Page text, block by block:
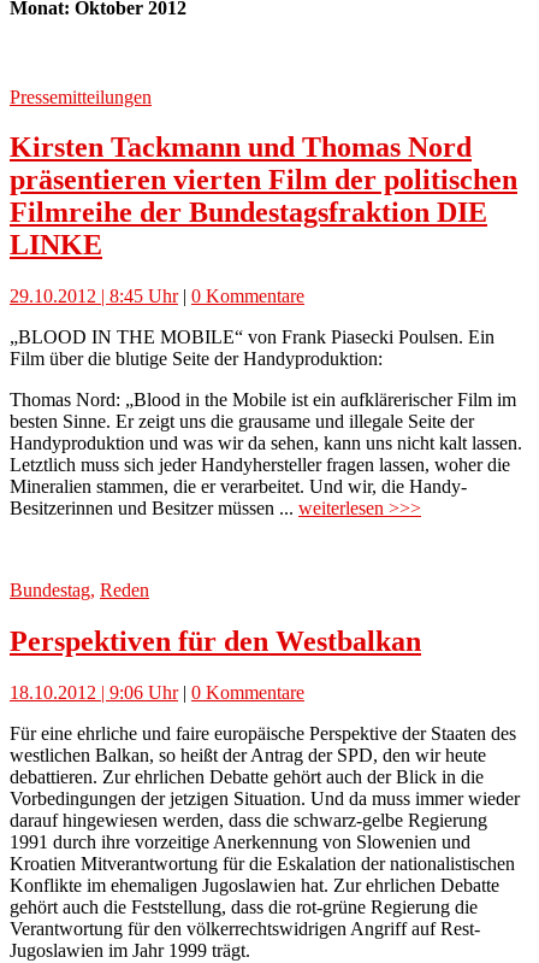
Monat: Oktober 2012
Pressemitteilungen
Kirsten Tackmann und Thomas Nord
präsentieren vierten Film der politischen
Filmreihe der Bundestagsfraktion DIE
LINKE
29.10.2012 | 8:45 Uhr| 0 Kommentare
„BLOOD IN THE MOBILE“ von Frank Piasecki Poulsen. Ein
Film über die blutige Seite der Handyproduktion:
Thomas Nord: „Blood in the Mobile ist ein aufklärerischer Film im
besten Sinne. Er zeigt uns die grausame und illegale Seite der
Handyproduktion und was wir da sehen, kann uns nicht kalt lassen.
Letztlich muss sich jeder Handyhersteller fragen lassen, woher die
Mineralien stammen, die er verarbeitet. Und wir, die Handy-
Besitzerinnen und Besitzer müssen ... weiterlesen >>>
Bundestag, Reden
Perspektiven für den Westbalkan
18.10.2012 | 9:06 Uhr| 0 Kommentare
Für eine ehrliche und faire europäische Perspektive der Staaten des
westlichen Balkan, so heißt der Antrag der SPD, den wir heute
debattieren. Zur ehrlichen Debatte gehört auch der Blick in die
Vorbedingungen der jetzigen Situation. Und da muss immer wieder
darauf hingewiesen werden, dass die schwarz-gelbe Regierung
1991 durch ihre vorzeitige Anerkennung von Slowenien und
Kroatien Mitverantwortung für die Eskalation der nationalistischen
Konflikte im ehemaligen Jugoslawien hat. Zur ehrlichen Debatte
gehört auch die Feststellung, dass die rot-grüne Regierung die
Verantwortung für den völkerrechtswidrigen Angriff auf Rest-
Jugoslawien im Jahr 1999 trägt.